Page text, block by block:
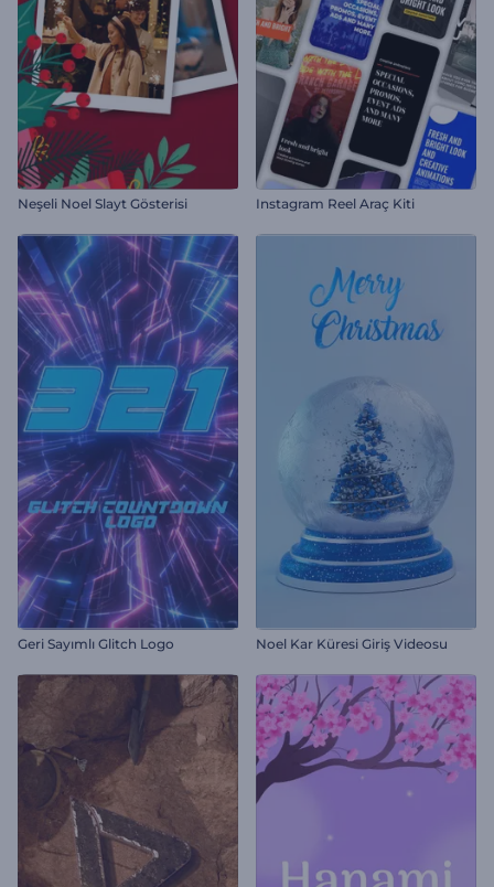
Neşeli Noel Slayt Gösterisi Instagram Reel Araç Kiti
Geri Sayımlı Glitch Logo Noel Kar Küresi Giriş Videosu